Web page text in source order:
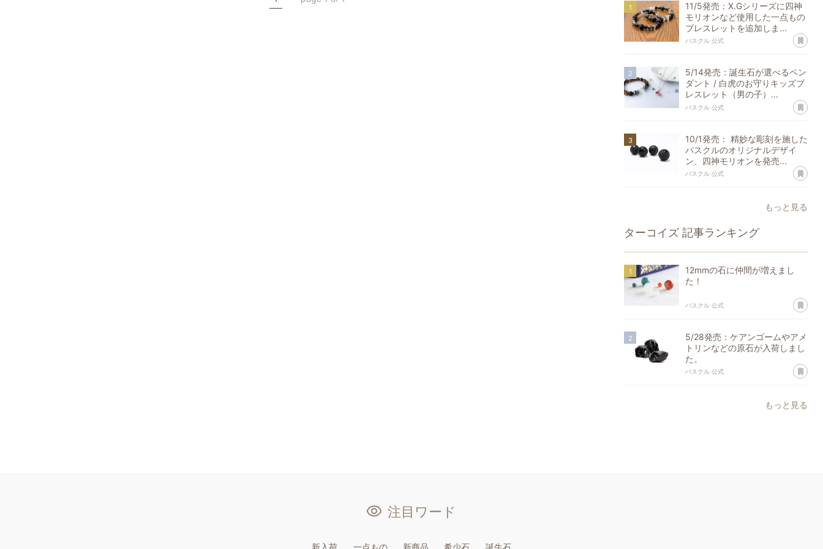
11/5発売：X.Gシリーズに四神
モリオンなど使用した一点もの
ブレスレットを追加しま...
パスクル 公式 あ
5/14発売：誕生石が選べるペン
ダント / 白虎のお守りキッズブ
レスレット（男の子）...
パスクル 公式 あ
10/1発売： 精妙な彫刻を施した
パスクルのオリジナルデザイ
ン、四神モリオンを発売...
パスクル 公式 あ
もっと見る
ターコイズ 記事ランキング
12mmの石に仲間が増えまし
た！
パスクル 公式 あ
5/28発売：ケアンゴームやアメ
トリンなどの原石が入荷しまし
た。
パスクル 公式 あ
もっと見る
注目ワード
新入荷 一点もの 新商品 希少石 誕生石